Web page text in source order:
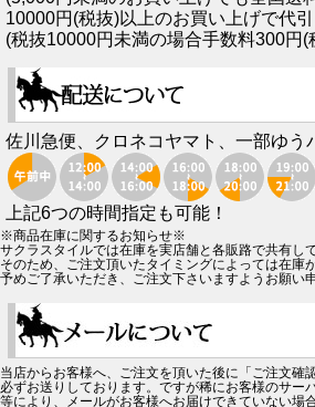
10000円(税抜)以上のお買い上げで代
(税抜10000円未満の場合手数料300円(
佐川急便、クロネコヤマト、一部ゆう
上記6つの時間指定も可能！
※商品在庫に関するお知らせ※
サクラスタイルでは在庫を実店舗と各販路で共有し
そのため、ご注文頂いたタイミングによっては在庫
予めご了承いただき、ご注文下さいますようお願い
当店からお客様へ、ご注文を頂いた後に「ご注文確
必ずお送りしております。ですが稀にお客様のサー
等により、メールがお客様へお届けできていない場